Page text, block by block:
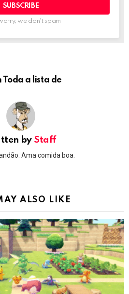
we don't spam
Toda a lista de
by Staff
Ama comida boa.
ALSO LIKE